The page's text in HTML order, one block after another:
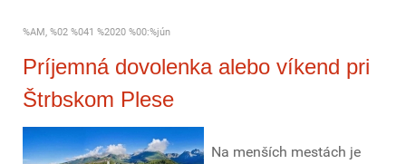
%AM, %02 %041 %2020 %00:%jún
Príjemná dovolenka alebo víkend pri
Štrbskom Plese
Na menších mestách je